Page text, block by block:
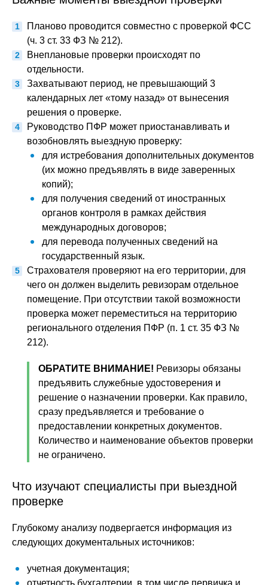
Планово проводится совместно с проверкой ФСС
(ч. 3 ст. 33 ФЗ № 212).
Внеплановые проверки происходят по
отдельности.
Захватывают период, не превышающий 3
календарных лет «тому назад» от вынесения
решения о проверке.
Руководство ПФР может приостанавливать и
возобновлять выездную проверку:
для истребования дополнительных документов
(их можно предъявлять в виде заверенных
копий);
для получения сведений от иностранных
органов контроля в рамках действия
международных договоров;
для перевода полученных сведений на
государственный язык.
Страхователя проверяют на его территории, для
чего он должен выделить ревизорам отдельное
помещение. При отсутствии такой возможности
проверка может переместиться на территорию
регионального отделения ПФР (п. 1 ст. 35 ФЗ №
212).
ОБРАТИТЕ ВНИМАНИЕ! Ревизоры обязаны
предъявить служебные удостоверения и
решение о назначении проверки. Как правило,
сразу предъявляется и требование о
предоставлении конкретных документов.
Количество и наименование объектов проверки
не ограничено.
Что изучают специалисты при выездной
проверке
Глубокому анализу подвергается информация из
следующих документальных источников:
учетная документация;
отчетность бухгалтерии, в том числе первичка и